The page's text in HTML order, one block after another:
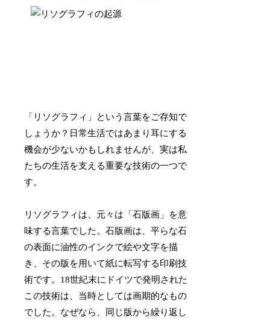
「リソグラフィ」という言葉をご存知で
しょうか？日常生活ではあまり耳にする
機会が少ないかもしれませんが、実は私
たちの生活を支える重要な技術の一つで
す。
リソグラフィは、元々は「石版画」を意
味する言葉でした。石版画は、平らな石
の表面に油性のインクで絵や文字を描
き、その版を用いて紙に転写する印刷技
術です。18世紀末にドイツで発明された
この技術は、当時としては画期的なもの
でした。なぜなら、同じ版から繰り返し